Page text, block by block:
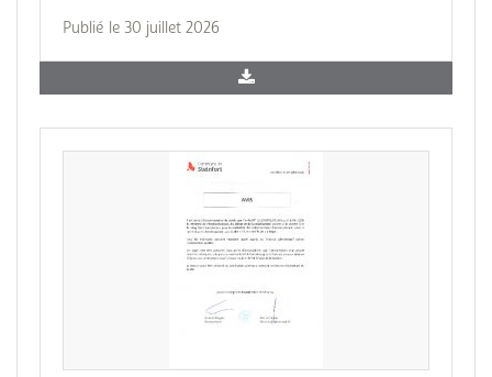
Publié le 30 juillet 2026